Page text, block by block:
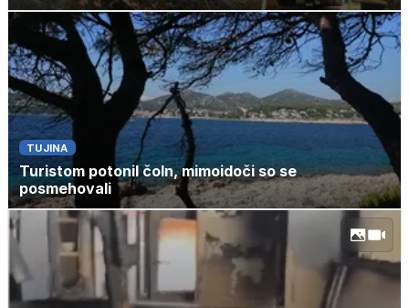
TUJINA
Turistom potonil čoln, mimoidoči so se
posmehovali